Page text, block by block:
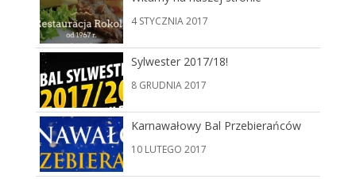
4 STYCZNIA 2017
Sylwester 2017/18!
8 GRUDNIA 2017
Karnawałowy Bal Przebierańców
10 LUTEGO 2017